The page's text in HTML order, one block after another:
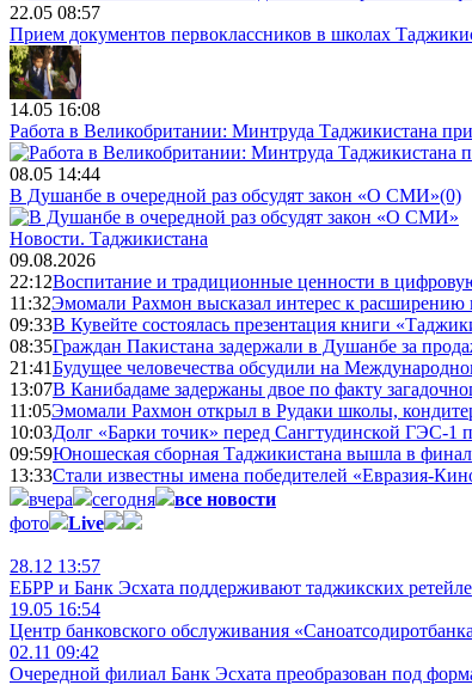
22.05 08:57
Прием документов первоклассников в школах
14.05 16:08
Работа в Великобритании: Минтруда Таджикистана
08.05 14:44
В Душанбе в очередной раз обсудят закон «О СМИ»(0)
Новости. Таджикистана
09.08.2026
22:12Воспитание и традиционные ценности в
11:32Эмомали Рахмон высказал интерес к расширению
09:33В Кувейте состоялась презентация книги
08:35Граждан Пакистана задержали в Душанбе за
21:41Будущее человечества обсудили на
13:07В Канибадаме задержаны двое по факту
11:05Эмомали Рахмон открыл в Рудаки школы,
10:03Долг «Барки точик» перед Сангтудинской ГЭС-1
09:59Юношеская сборная Таджикистана вышла в
13:33Стали известны имена победителей «Евразия-
вчера
сегодня
все новости
фото
Live
28.12 13:57
ЕБРР и Банк Эсхата поддерживают таджикских
19.05 16:54
Центр банковского обслуживания
02.11 09:42
Очередной филиал Банк Эсхата преобразован под